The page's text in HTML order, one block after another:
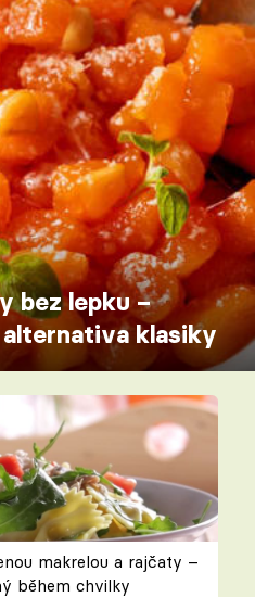
bez lepku –
klasiky
makrelou a rajčaty –
během chvilky